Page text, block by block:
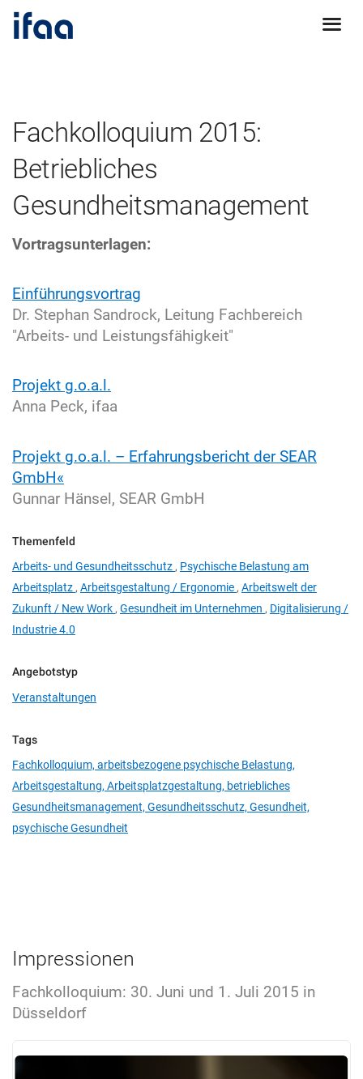
Fachkolloquium 2015:
Betriebliches
Gesundheitsmanagement
Vortragsunterlagen:
Einführungsvortrag
Dr. Stephan Sandrock, Leitung Fachbereich
"Arbeits- und Leistungsfähigkeit"
Projekt g.o.a.l.
Anna Peck, ifaa
Projekt g.o.a.l. – Erfahrungsbericht der SEAR
GmbH«
Gunnar Hänsel, SEAR GmbH
Themenfeld
Arbeits- und Gesundheitsschutz , Psychische Belastung am
Arbeitsplatz , Arbeitsgestaltung / Ergonomie , Arbeitswelt der
Zukunft / New Work , Gesundheit im Unternehmen , Digitalisierung /
Industrie 4.0
Angebotstyp
Veranstaltungen
Tags
Fachkolloquium,arbeitsbezogene psychische Belastung,
Arbeitsgestaltung,Arbeitsplatzgestaltung, betriebliches
Gesundheitsmanagement,Gesundheitsschutz,Gesundheit,
psychische Gesundheit
Impressionen
Fachkolloquium: 30. Juni und 1. Juli 2015 in
Düsseldorf